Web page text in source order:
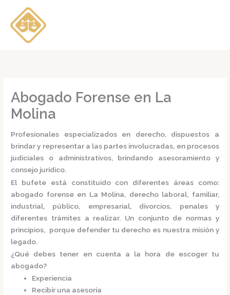
contenido
Abogado Forense en La
Molina
Profesionales especializados en derecho, dispuestos a
brindar y representar a las partes involucradas, en procesos
judiciales o administrativos, brindando asesoramiento y
consejo jurídico.
El bufete está constituido con diferentes áreas como:
abogado forense en La Molina, derecho laboral, familiar,
industrial, público, empresarial, divorcios, penales y
diferentes trámites a realizar. Un conjunto de normas y
principios, porque defender tu derecho es nuestra misión y
legado.
¿Qué debes tener en cuenta a la hora de escoger tu
abogado?
Experiencia
Recibir una asesoría